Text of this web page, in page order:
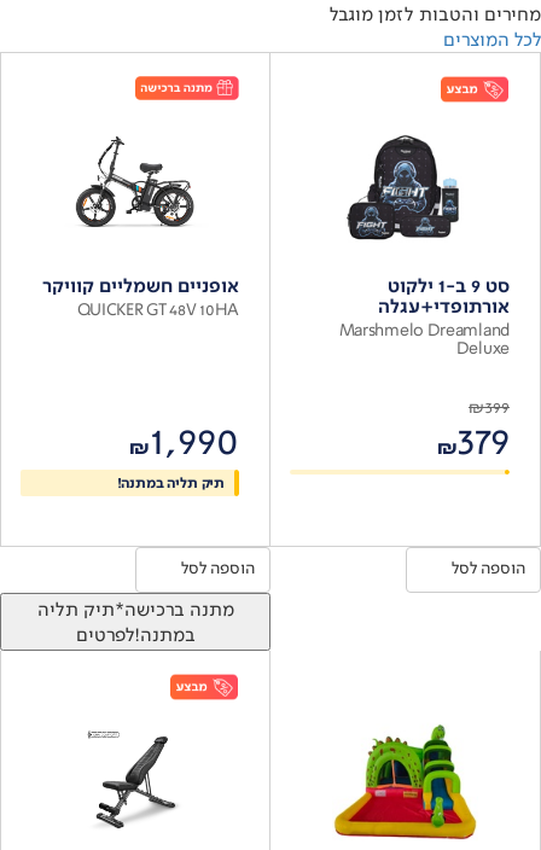
מחירים והטבות לזמן מוגבל
לכל המוצרים
סט 9 ב-1 ילקוט
אורתופדי+עגלה
Marshmelo Dreamland
Deluxe
₪399
₪379
הוספה לסל
אופניים חשמליים קוויקר
QUICKER GT 48V 10HA
₪1,990
תיק תליה במתנה!
הוספה לסל
מתנה ברכישה*תיק תליה
במתנה!לפרטים